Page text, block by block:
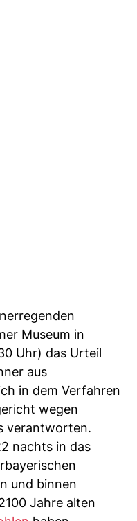
Museum in
Uhr) das Urteil
aus
in dem Verfahren
wegen
verantworten.
nachts in das
und binnen
Jahre alten